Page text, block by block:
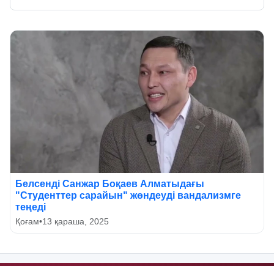
Белсенді Санжар Боқаев Алматыдағы
"Студенттер сарайын" жөндеуді вандализмге
теңеді
Қоғам•13 қараша, 2025